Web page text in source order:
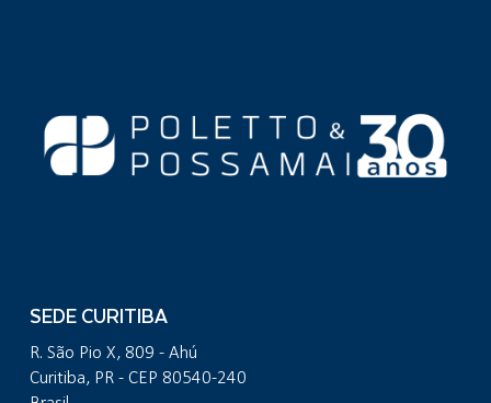
SEDE CURITIBA
R. São Pio X, 809 - Ahú
Curitiba, PR - CEP 80540-240